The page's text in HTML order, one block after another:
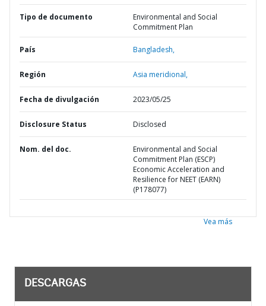
Tipo de documento
Environmental and Social
Commitment Plan
País Bangladesh,
Región Asia meridional,
Fecha de divulgación 2023/05/25
Disclosure Status Disclosed
Nom. del doc.
Environmental and Social
Commitment Plan (ESCP)
Economic Acceleration and
Resilience for NEET (EARN)
(P178077)
Vea más
DESCARGAS